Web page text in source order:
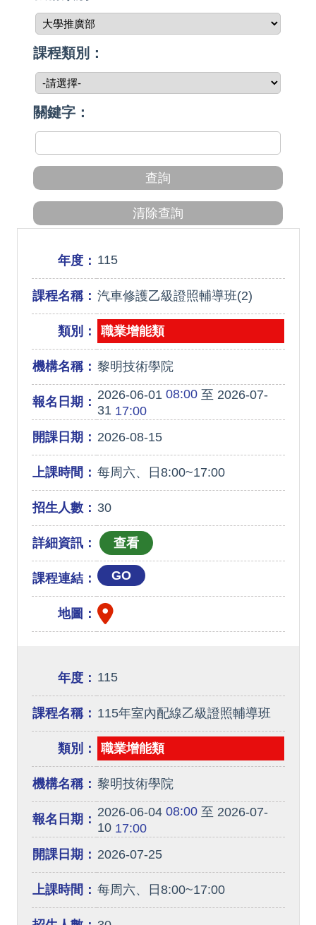
課程類別：
關鍵字：
年度： 115
課程名稱： 汽車修護乙級證照輔導班(2)
類別： 職業增能類
機構名稱： 黎明技術學院
報名日期： 2026-06-01 08:00至 2026-07-
3117:00
開課日期： 2026-08-15
上課時間： 每周六、日8:00~17:00
招生人數： 30
詳細資訊：
課程連結： GO
地圖：
年度： 115
課程名稱： 115年室內配線乙級證照輔導班
類別： 職業增能類
機構名稱： 黎明技術學院
報名日期： 2026-06-0408:00至 2026-07-
1017:00
開課日期： 2026-07-25
上課時間： 每周六、日8:00~17:00